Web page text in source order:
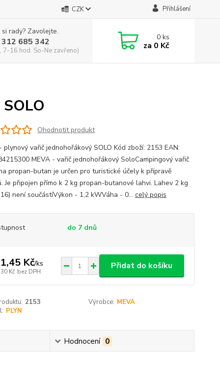
CZK Přihlášení
rady? Zavolejte.
685 342
7-16 hod. So-Ne zavřeno)
0ks
za 0 Kč
Ohodnotit produkt
plynový vařič jednohořákový SOLO Kód zboží: 2153 EAN:
MEVA - vařič jednohořákový SoloCampingový vařič
propan-butan je určen pro turistické účely k přípravě
Je připojen přímo k 2 kg propan-butanové lahvi. Lahev 2 kg
není součástíVýkon - 1,2 kWVáha - 0... celý popis
do 7 dnů
Kč/ks
Kč bez DPH
Přidat do košíku
2153 Výrobce: MEVA
PLYN
Hodnocení 0